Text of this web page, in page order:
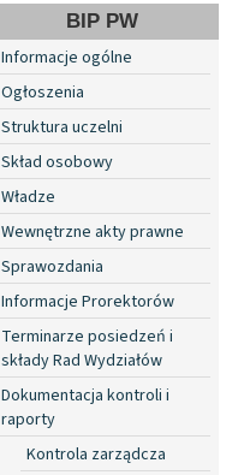
BIP PW
Informacje ogólne
Ogłoszenia
Struktura uczelni
Skład osobowy
Władze
Wewnętrzne akty prawne
Sprawozdania
Informacje Prorektorów
Terminarze posiedzeń i
składy Rad Wydziałów
Dokumentacja kontroli i
raporty
Kontrola zarządcza